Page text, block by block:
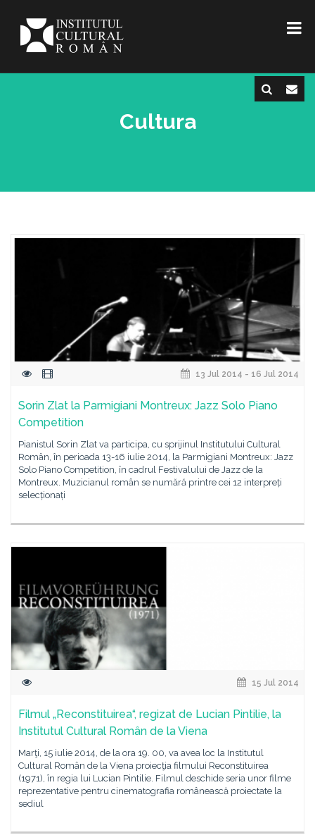
Cultura
13 Jul 2014 - 16 Jul 2014
Sorin Zlat la Parmigiani Montreux: Jazz Solo Piano
Competition
Pianistul Sorin Zlat va participa, cu sprijinul Institutului Cultural
Român, în perioada 13-16 iulie 2014, la Parmigiani Montreux: Jazz
Solo Piano Competition, în cadrul Festivalului de Jazz de la
Montreux. Muzicianul român se numără printre cei 12 interpreți
selecționați
15 Jul 2014
Filmul „Reconstituirea“, regizat de Lucian Pintilie, la
Institutul Cultural Român de la Viena
Marţi, 15 iulie 2014, de la ora 19. 00, va avea loc la Institutul
Cultural Român de la Viena proiecţia filmului Reconstituirea
(1971), în regia lui Lucian Pintilie. Filmul deschide seria unor filme
reprezentative pentru cinematografia românească proiectate la
sediul